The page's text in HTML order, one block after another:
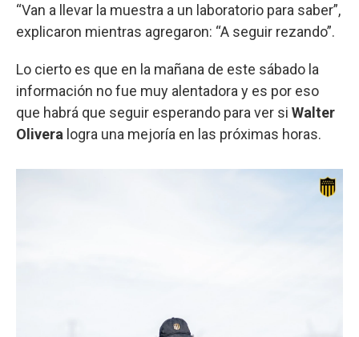
“Van a llevar la muestra a un laboratorio para saber”,
explicaron mientras agregaron: “A seguir rezando”.
Lo cierto es que en la mañana de este sábado la
información no fue muy alentadora y es por eso
que habrá que seguir esperando para ver si Walter
Olivera logra una mejoría en las próximas horas.